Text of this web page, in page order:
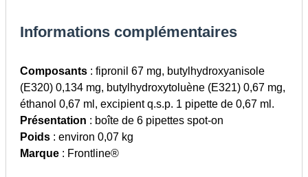
Informations complémentaires
Composants : fipronil 67 mg, butylhydroxyanisole
(E320) 0,134 mg, butylhydroxytoluène (E321) 0,67 mg,
éthanol 0,67 ml, excipient q.s.p. 1 pipette de 0,67 ml.
Présentation : boîte de 6 pipettes spot-on
Poids : environ 0,07 kg
Marque : Frontline®